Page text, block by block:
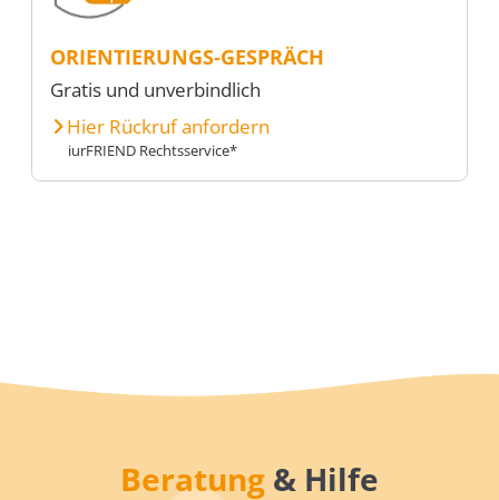
ORIENTIERUNGS-GESPRÄCH
Gratis und unverbindlich
Hier Rückruf anfordern
iurFRIEND Rechtsservice*
Beratung & Hilfe